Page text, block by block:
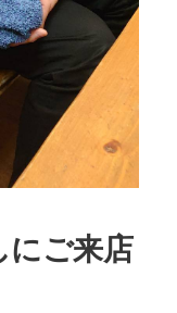
にご来店